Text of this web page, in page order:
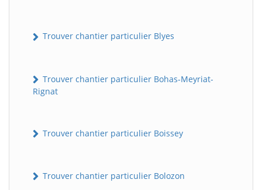
Trouver chantier particulier Blyes
Trouver chantier particulier Bohas-Meyriat-
Rignat
Trouver chantier particulier Boissey
Trouver chantier particulier Bolozon